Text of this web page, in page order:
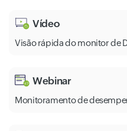
Vídeo
Visão rápida do monitor de
Webinar
Monitoramento de